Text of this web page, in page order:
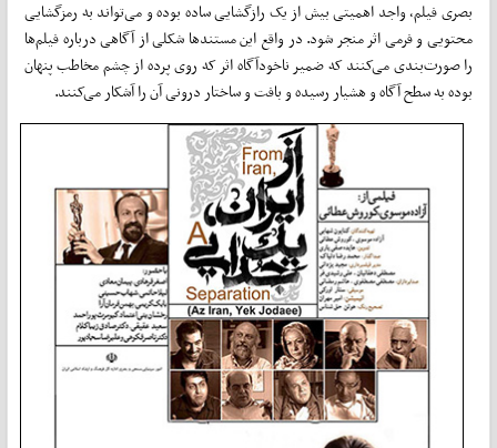
بصری فیلم، واجد اهمیتی بیش از یک رازگشایی ساده بوده و می‌تواند به رمزگشایی
محتویی و فرمی اثر منجر شود. در واقع این مستندها شکلی از آگاهی درباره فیلم‌ها
را صورت‌بندی می‌کنند که ضمیر ناخودآگاه اثر که روی پرده از چشم مخاطب پنهان
بوده به سطح آگاه و هشیار رسیده و بافت و ساختار درونی آن را آشکار می‌کنند.